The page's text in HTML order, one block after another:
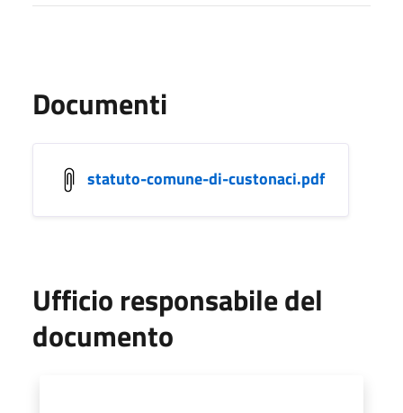
Documenti
statuto-comune-di-custonaci.pdf
Ufficio responsabile del
documento